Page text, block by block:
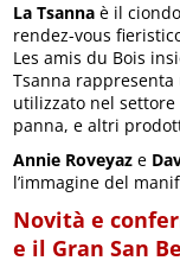
La Tsanna è il
rendez-vous
Les amis du Bois
Tsanna
utilizzato nel
panna, e altri
Annie Roveyaz e
l’immagine del
Novità e
e il Gran San